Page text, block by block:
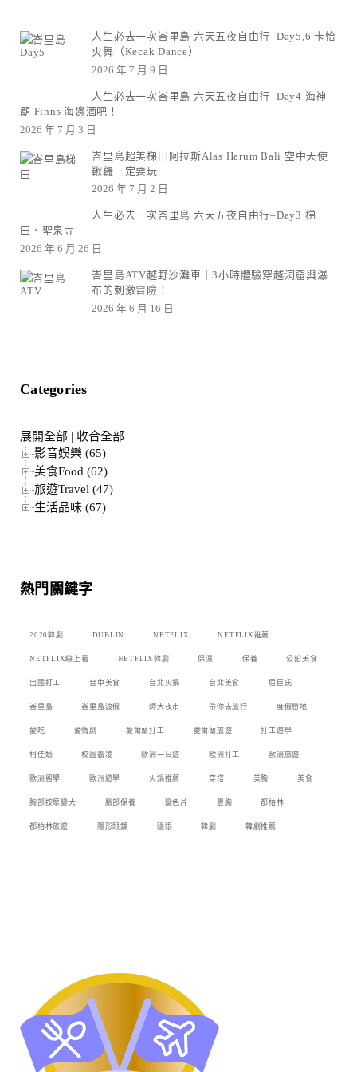
人生必去一次峇里島 六天五夜自由行–Day5,6 卡恰
火舞（Kecak Dance）
2026 年 7 月 9 日
人生必去一次峇里島 六天五夜自由行–Day4 海神
廟 Finns 海邊酒吧！
2026 年 7 月 3 日
峇里島超美梯田阿拉斯Alas Harum Bali 空中天使
鞦韆一定要玩
2026 年 7 月 2 日
人生必去一次峇里島 六天五夜自由行–Day3 梯
田、聖泉寺
2026 年 6 月 26 日
峇里島ATV越野沙灘車｜3小時體驗穿越洞窟與瀑
布的刺激冒險！
2026 年 6 月 16 日
Categories
展開全部 | 收合全部
影音娛樂 (65)
美食Food (62)
旅遊Travel (47)
生活品味 (67)
熱門關鍵字
2020韓劇 DUBLIN NETFLIX NETFLIX推薦
NETFLIX線上看 NETFLIX韓劇 保濕 保養 公館美食
出國打工 台中美食 台北火鍋 台北美食 屈臣氏
峇里島 峇里島渡假 師大夜市 帶你去旅行 度假勝地
愛吃 愛情劇 愛爾蘭打工 愛爾蘭旅遊 打工遊學
柯佳嬿 校園霸凌 歐洲一日遊 歐洲打工 歐洲旅遊
歐洲留學 歐洲遊學 火鍋推薦 穿搭 美胸 美食
胸部按摩變大 臉部保養 變色片 豐胸 都柏林
都柏林旅遊 隱形眼鏡 隱眼 韓劇 韓劇推薦